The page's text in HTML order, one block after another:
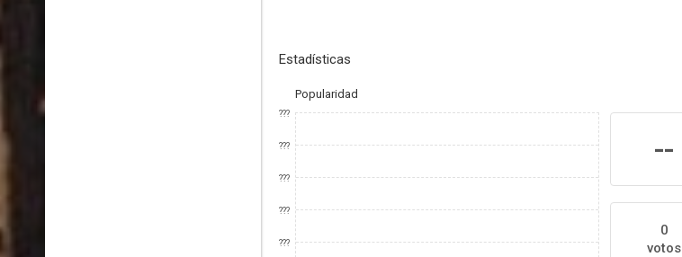
Estadísticas
Popularidad
???
???
???
???
???
--
0
votos